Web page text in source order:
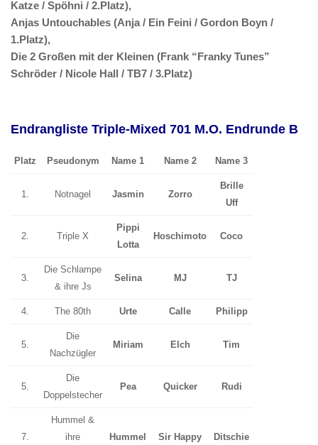
Katze / Spöhni / 2.Platz),
Anjas Untouchables (Anja / Ein Feini / Gordon Boyn /
1.Platz),
Die 2 Großen mit der Kleinen (Frank “Franky Tunes”
Schröder / Nicole Hall / TB7 / 3.Platz)
Endrangliste Triple-Mixed 701 M.O. Endrunde B
Platz Pseudonym Name 1 Name 2 Name 3
1. Notnagel Jasmin Zorro
Brille
Uff
2. Triple X
Pippi
Lotta
Hoschimoto Coco
3.
Die Schlampe
& ihre Js
Selina MJ TJ
4. The 80th Urte Calle Philipp
5.
Die
Nachzügler
Miriam Elch Tim
5.
Die
Doppelstecher
Pea Quicker Rudi
7.
Hummel &
ihre
Hummel Sir Happy Ditschie